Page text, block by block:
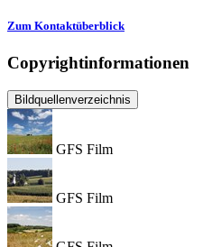
Zum Kontaktüberblick
Copyrightinformationen
Bildquellenverzeichnis
GFS Film
GFS Film